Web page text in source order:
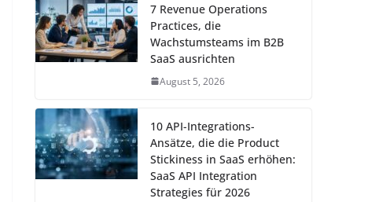
7 Revenue Operations
Practices, die
Wachstumsteams im B2B
SaaS ausrichten
August 5, 2026
10 API-Integrations-
Ansätze, die die Product
Stickiness in SaaS erhöhen:
SaaS API Integration
Strategies für 2026